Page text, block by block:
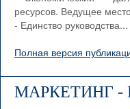
ресурсов. Ведущее
- Единство руководства...
Полная версия
МАРКЕТИНГ -